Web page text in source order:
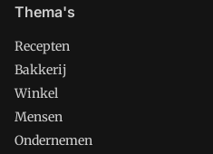
Thema's
Recepten
Bakkerij
Winkel
Mensen
Ondernemen